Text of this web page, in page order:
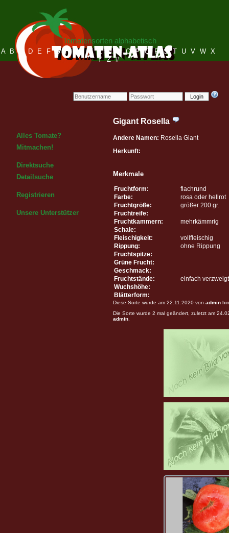
Login
Tomatensorten alphabetisch
A B C D E F G H I J K L M N O P Q R S T U V W X
Y Z #
Alles Tomate?
Mitmachen!
Direktsuche
Detailsuche
Registrieren
Unsere Unterstützer
Gigant Rosella
Andere Namen: Rosella Giant
Herkunft:
Merkmale
Fruchtform:
flachrund
Farbe:
rosa oder hellrot
Fruchtgröße:
größer 200 gr.
Fruchtreife:
Fruchtkammern:
mehrkämmrig
Schale:
Fleischigkeit:
vollfleischig
Rippung:
ohne Rippung
Fruchtspitze:
Grüne Frucht:
Geschmack:
Fruchtstände:
einfach verzweigt
Wuchshöhe:
Blätterform:
Diese Sorte wurde am 22.11.2020 von admin
Die Sorte wurde 2 mal geändert, zuletzt am
admin